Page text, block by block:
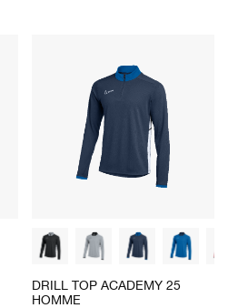
DRILL TOP ACADEMY 25
HOMME